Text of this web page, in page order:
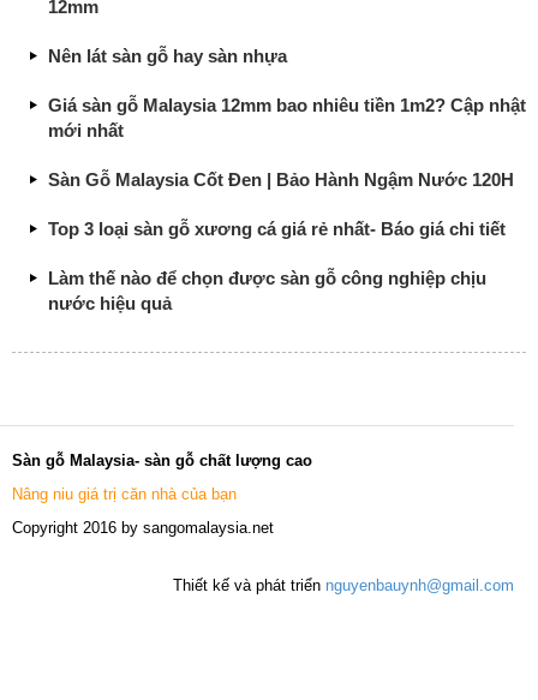
12mm
Nên lát sàn gỗ hay sàn nhựa
Giá sàn gỗ Malaysia 12mm bao nhiêu tiền 1m2? Cập nhật
mới nhất
Sàn Gỗ Malaysia Cốt Đen | Bảo Hành Ngậm Nước 120H
Top 3 loại sàn gỗ xương cá giá rẻ nhất- Báo giá chi tiết
Làm thế nào để chọn được sàn gỗ công nghiệp chịu
nước hiệu quả
Sàn gỗ Malaysia- sàn gỗ chất lượng cao
Nâng niu giá trị căn nhà của bạn
Copyright 2016 by sangomalaysia.net
Thiết kế và phát triển nguyenbauynh@gmail.com